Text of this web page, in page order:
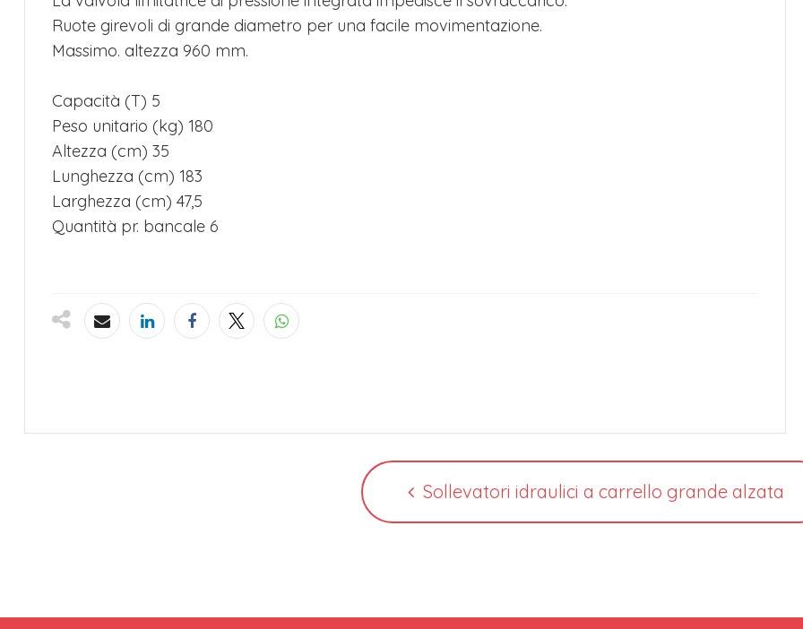
Ruote girevoli di grande diametro per una facile movimentazione.
Massimo. altezza 960 mm.
Capacità (T) 5
Peso unitario (kg) 180
Altezza (cm) 35
Lunghezza (cm) 183
Larghezza (cm) 47,5
Quantità pr. bancale 6
Sollevatori idraulici a carrello grande alzata